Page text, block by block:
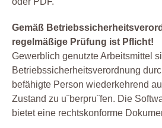
Gemäß
regelmäßige Prüfung ist Pflicht!
Gewerblich genutzte Arbeitsmittel
Betriebssicherheitsverordnung
befähigte Person wiederkehrend
Zustand zu u¨berpru¨fen. Die
bietet eine rechtskonforme